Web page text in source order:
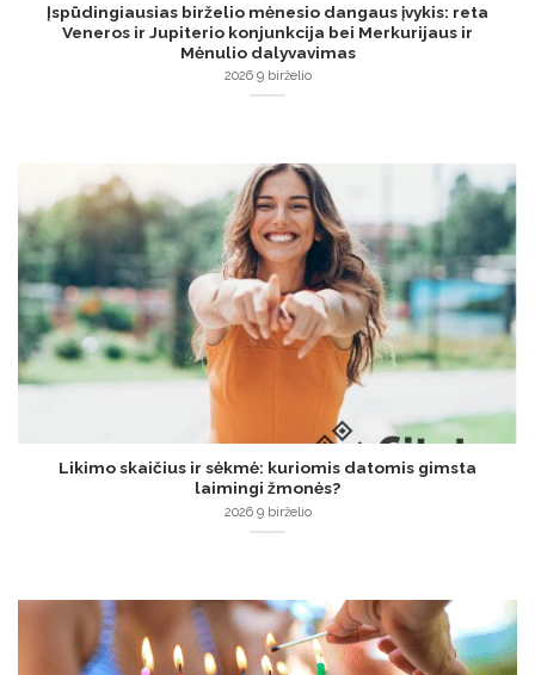
Įspūdingiausias birželio mėnesio dangaus įvykis: reta
Veneros ir Jupiterio konjunkcija bei Merkurijaus ir
Mėnulio dalyvavimas
2026 9 birželio
Likimo skaičius ir sėkmė: kuriomis datomis gimsta
laimingi žmonės?
2026 9 birželio